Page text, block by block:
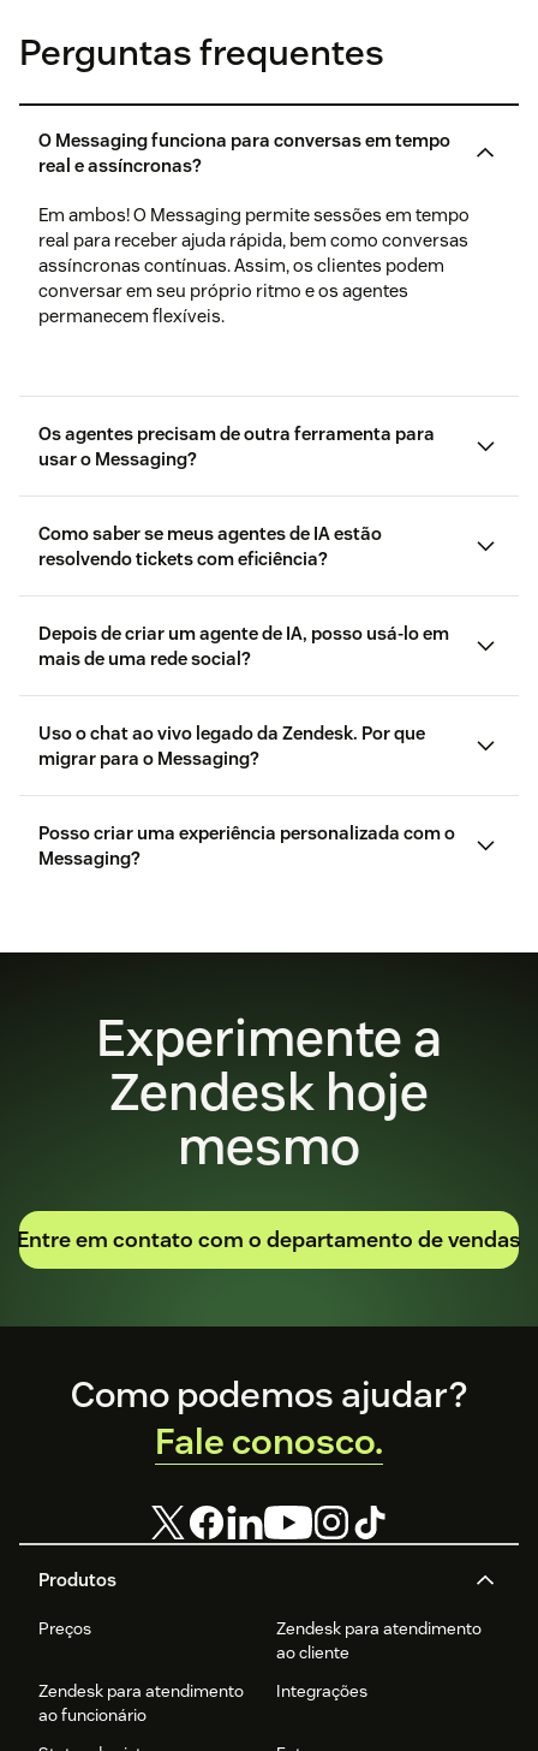
Perguntas frequentes
O Messaging funciona para conversas em tempo
real e assíncronas?
Em ambos! O Messaging permite sessões em tempo
real para receber ajuda rápida, bem como conversas
assíncronas contínuas. Assim, os clientes podem
conversar em seu próprio ritmo e os agentes
permanecem flexíveis.
Os agentes precisam de outra ferramenta para
usar o Messaging?
Como saber se meus agentes de IA estão
resolvendo tickets com eficiência?
Depois de criar um agente de IA, posso usá-lo em
mais de uma rede social?
Uso o chat ao vivo legado da Zendesk. Por que
migrar para o Messaging?
Posso criar uma experiência personalizada com o
Messaging?
Experimente a
Zendesk hoje
mesmo
Entre em contato com o departamento de vendas
Footer
Produtos
Preços
Zendesk para atendimento
ao cliente
Zendesk para atendimento
ao funcionário
Integrações
Como podemos ajudar?
Fale conosco.